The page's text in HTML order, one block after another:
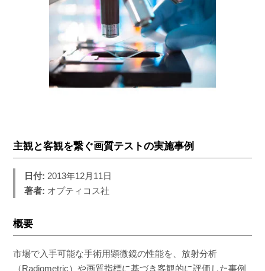
主観と客観を繋ぐ画質テストの実施事例
日付: 2013年12月11日
著者: オプティコス社
概要
市場で入手可能な手術用顕微鏡の性能を、放射分析
（Radiometric）や画質指標に基づき客観的に評価した事例